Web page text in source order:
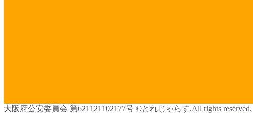
大阪府公安委員会 第621121102177号 ©とれじゃらす.All rights reserved.